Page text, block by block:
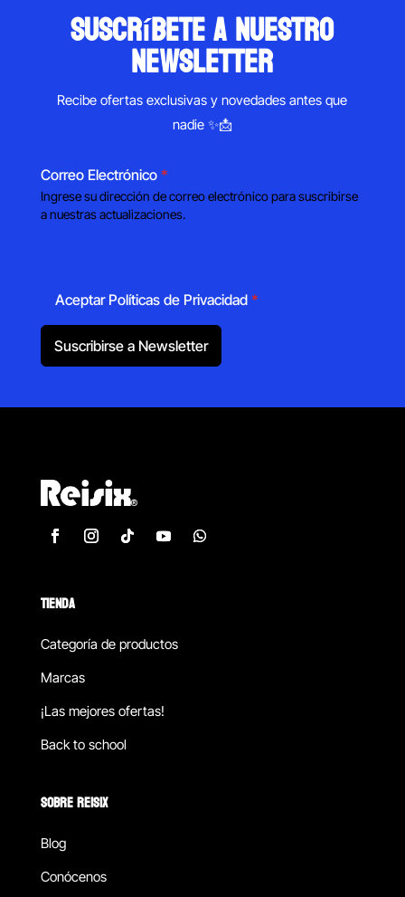
suscríbete a nuestro
newsletter
Recibe ofertas exclusivas y novedades antes que
nadie ✨📩
Correo Electrónico *
Ingrese su dirección de correo electrónico para suscribirse
a nuestras actualizaciones.
Aceptar Políticas de Privacidad *
Suscribirse a Newsletter
TIENDA
Categoría de productos
Marcas
¡Las mejores ofertas!
Back to school
SOBRE REISIX
Blog
Conócenos